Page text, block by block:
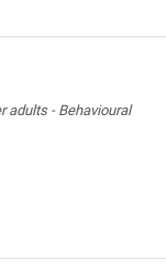
adults - Behavioural